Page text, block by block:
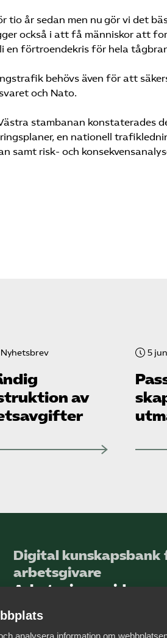
tio år sedan men nu gör vi det
också i att få människor att
en förtroendekris för hela
behövs även för att
och Nato.
stambanan konstaterades
en nationell
samt risk- och
Nyhetsbrev
av
5
Digital kunskapsbank
arbetsgivare
Arbetsgivarguiden
Logga in
analysera information om